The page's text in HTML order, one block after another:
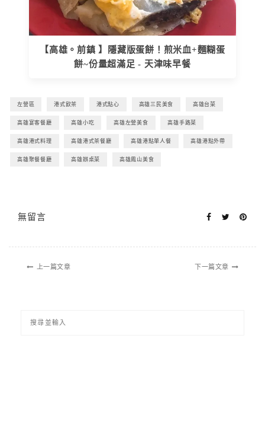
【高雄。前鎮 】隱藏版蛋餅！煎米血+麵糊蛋
餅~份量超滿足 - 天津味早餐
左營區 港式飲茶 港式點心 高雄三民美食 高雄台菜
高雄宴客餐廳 高雄小吃 高雄左營美食 高雄手路菜
高雄港式料理 高雄港式茶餐廳 高雄港點單人餐 高雄港點外帶
高雄聚餐餐廳 高雄辦桌菜 高雄鳳山美食
無留言
上一篇文章 下一篇文章